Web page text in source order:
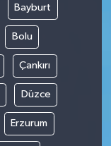
Bayburt
Bolu
Çankırı
Düzce
Erzurum